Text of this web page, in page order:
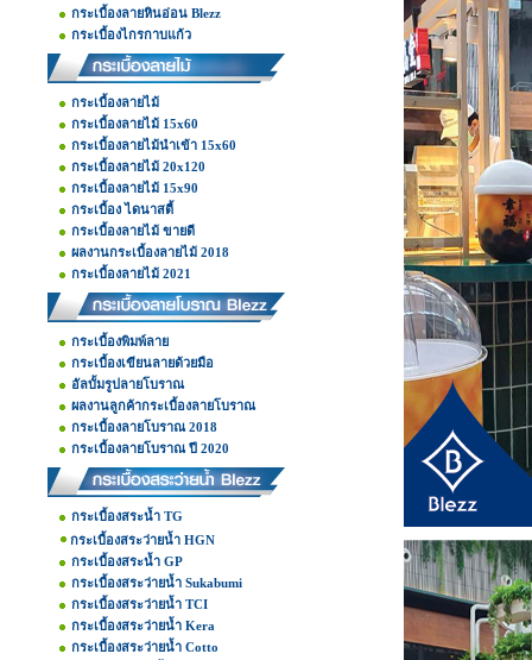
กระเบื้องลายหินอ่อน Blezz
กระเบื้องไกรกาบแก้ว
กระเบื้องลายไม้
กระเบื้องลายไม้ 15x60
กระเบื้องลายไม้นำเข้า 15x60
กระเบื้องลายไม้ 20x120
กระเบื้องลายไม้ 15x90
กระเบื้อง ไดนาสตี้
กระเบื้องลายไม้ ขายดี
ผลงานกระเบื้องลายไม้ 2018
กระเบื้องลายไม้ 2021
กระเบื้องพิมพ์ลาย
กระเบื้องเขียนลายด้วยมือ
อัลบั้มรูปลายโบราณ
ผลงานลูกค้ากระเบื้องลายโบราณ
กระเบื้องลายโบราณ 2018
กระเบื้องลายโบราณ ปี 2020
กระเบื้องสระน้ำ TG
กระเบื้องสระว่ายน้ำ HGN
กระเบื้องสระน้ำ GP
กระเบื้องสระว่ายน้ำ Sukabumi
กระเบื้องสระว่ายน้ำ TCI
กระเบื้องสระว่ายน้ำ Kera
กระเบื้องสระว่ายน้ำ Cotto